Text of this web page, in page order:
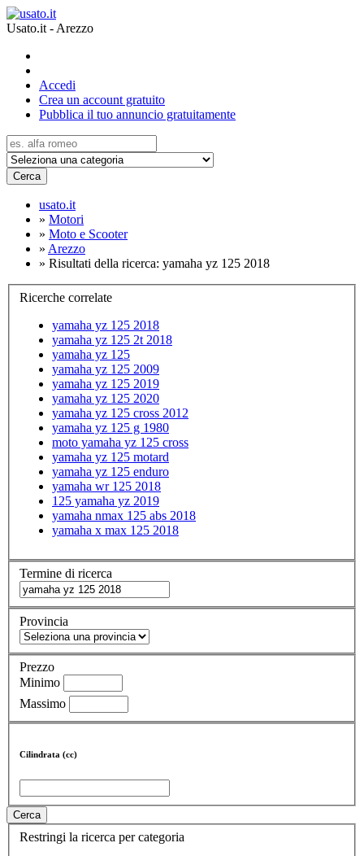
Usato.it - Arezzo
Accedi
Crea un account gratuito
Pubblica il tuo annuncio gratuitamente
Cerca
usato.it
» Motori
» Moto e Scooter
» Arezzo
» Risultati della ricerca: yamaha yz 125 2018
Ricerche correlate
yamaha yz 125 2018
yamaha yz 125 2t 2018
yamaha yz 125
yamaha yz 125 2009
yamaha yz 125 2019
yamaha yz 125 2020
yamaha yz 125 cross 2012
yamaha yz 125 g 1980
moto yamaha yz 125 cross
yamaha yz 125 motard
yamaha yz 125 enduro
yamaha wr 125 2018
125 yamaha yz 2019
yamaha nmax 125 abs 2018
yamaha x max 125 2018
Termine di ricerca
Provincia
Prezzo
Minimo
Massimo
Cilindrata (cc)
Cerca
Restringi la ricerca per categoria